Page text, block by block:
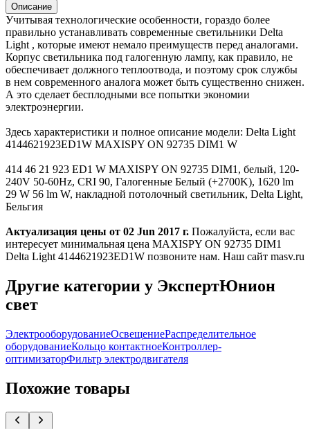
Описание
Учитывая технологические особенности, гораздо более
правильно устанавливать современные светильники Delta
Light , которые имеют немало преимуществ перед аналогами.
Корпус светильника под галогенную лампу, как правило, не
обеспечивает должного теплоотвода, и поэтому срок службы
в нем современного аналога может быть существенно снижен.
А это сделает бесплодными все попытки экономии
электроэнергии.
Здесь характеристики и полное описание модели: Delta Light
4144621923ED1W MAXISPY ON 92735 DIM1 W
414 46 21 923 ED1 W MAXISPY ON 92735 DIM1, белый, 120-
240V 50-60Hz, CRI 90, Галогенные Белый (+2700K), 1620 lm
29 W 56 lm W, накладной потолочный светильник, Delta Light,
Бельгия
Актуализация цены от 02 Jun 2017 г. Пожалуйста, если вас
интересует минимальная цена MAXISPY ON 92735 DIM1
Delta Light 4144621923ED1W позвоните нам. Наш сайт masv.ru
Другие категории у ЭкспертЮнион
свет
ЭлектрооборудованиеОсвещениеРаспределительное
оборудованиеКольцо контактноеКонтроллер-
оптимизаторФильтр электродвигателя
Похожие товары